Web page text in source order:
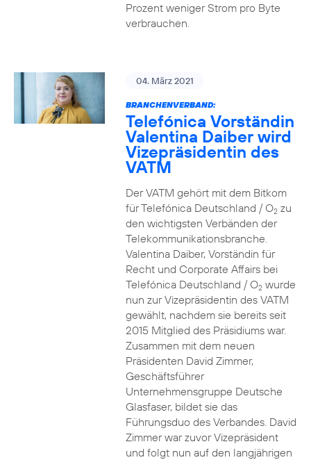
Prozent weniger Strom pro Byte
verbrauchen.
04. März 2021
BRANCHENVERBAND:
Telefónica Vorständin
Valentina Daiber wird
Vizepräsidentin des
VATM
Der VATM gehört mit dem Bitkom
für Telefónica Deutschland / O2zu
den wichtigsten Verbänden der
Telekommunikationsbranche.
Valentina Daiber, Vorständin für
Recht und Corporate Affairs bei
Telefónica Deutschland / O2wurde
nun zur Vizepräsidentin des VATM
gewählt, nachdem sie bereits seit
2015 Mitglied des Präsidiums war.
Zusammen mit dem neuen
Präsidenten David Zimmer,
Geschäftsführer
Unternehmensgruppe Deutsche
Glasfaser, bildet sie das
Führungsduo des Verbandes. David
Zimmer war zuvor Vizepräsident
und folgt nun auf den langjährigen